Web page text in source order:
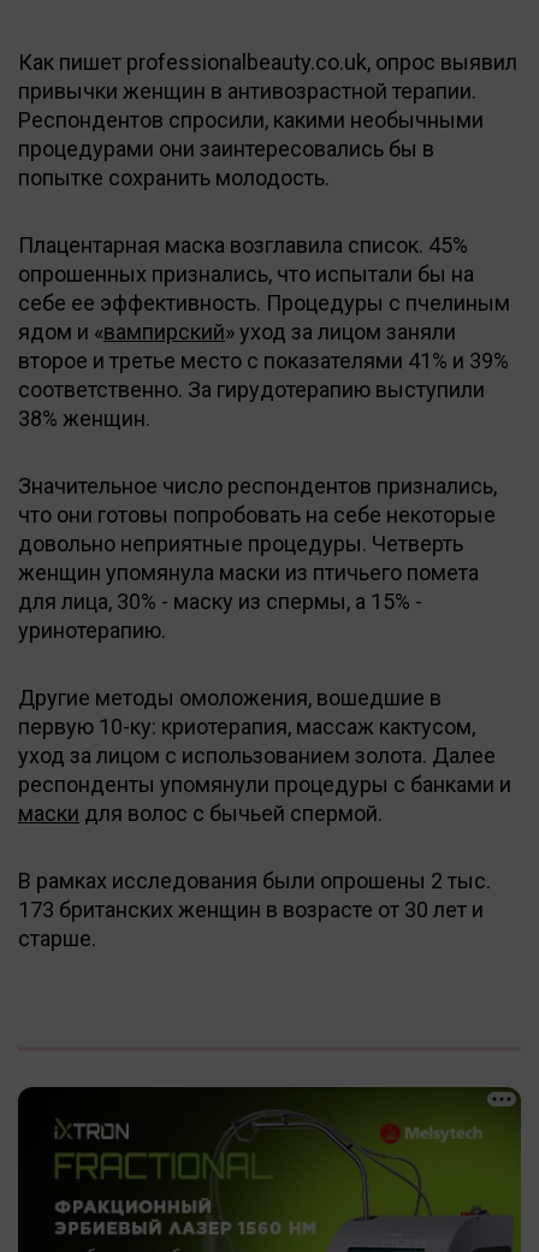
Как пишет professionalbeauty.co.uk, опрос выявил
привычки женщин в антивозрастной терапии.
Респондентов спросили, какими необычными
процедурами они заинтересовались бы в
попытке сохранить молодость.
Плацентарная маска возглавила список. 45%
опрошенных признались, что испытали бы на
себе ее эффективность. Процедуры с пчелиным
ядом и «вампирский» уход за лицом заняли
второе и третье место с показателями 41% и 39%
соответственно. За гирудотерапию выступили
38% женщин.
Значительное число респондентов признались,
что они готовы попробовать на себе некоторые
довольно неприятные процедуры. Четверть
женщин упомянула маски из птичьего помета
для лица, 30% - маску из спермы, а 15% -
уринотерапию.
Другие методы омоложения, вошедшие в
первую 10-ку: криотерапия, массаж кактусом,
уход за лицом с использованием золота. Далее
респонденты упомянули процедуры с банками и
маски для волос с бычьей спермой.
В рамках исследования были опрошены 2 тыс.
173 британских женщин в возрасте от 30 лет и
старше.